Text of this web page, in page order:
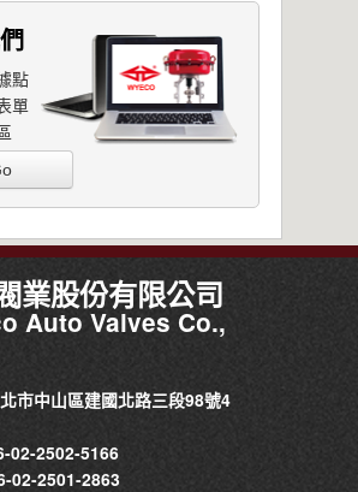
點
單
業股份有限公司
Auto Valves Co.,
市中山區建國北路三段98號4
02-2502-5166
02-2501-2863